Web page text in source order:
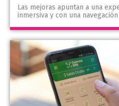
Las mejoras apuntan a una
inmersiva y con una